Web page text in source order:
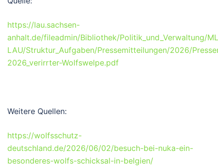
https://lau.sachsen-
anhalt.de/fileadmin/Bibliothek/Politik_und_Verwaltung/
LAU/Struktur_Aufgaben/Pressemitteilungen/2026/
2026_verirrter-Wolfswelpe.pdf
Weitere Quellen:
https://wolfsschutz-
deutschland.de/2026/06/02/besuch-bei-nuka-ein-
besonderes-wolfs-schicksal-in-belgien/